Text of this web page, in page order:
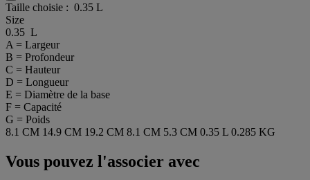
Taille choisie : 0.35 L
Size
0.35 L
A = Largeur
B = Profondeur
C = Hauteur
D = Longueur
E = Diamètre de la base
F = Capacité
G = Poids
8.1 CM 14.9 CM 19.2 CM 8.1 CM 5.3 CM 0.35 L 0.285 KG
Vous pouvez l'associer avec